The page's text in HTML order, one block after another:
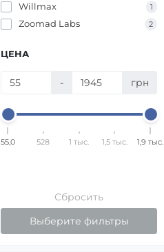
Willmax 1
Zoomad Labs 2
ЦЕНА
- грн
55,0 528 1 тыс. 1,5 тыс. 1,9 тыс.
Сбросить
Выберите фильтры